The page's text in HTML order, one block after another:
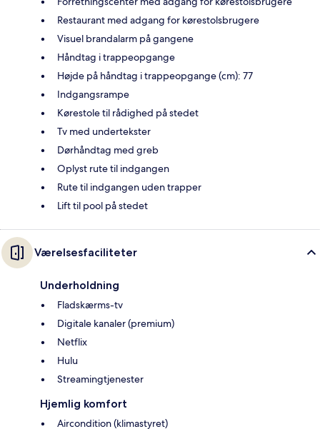
Restaurant med adgang for kørestolsbrugere
Visuel brandalarm på gangene
Håndtag i trappeopgange
Højde på håndtag i trappeopgange (cm): 77
Indgangsrampe
Kørestole til rådighed på stedet
Tv med undertekster
Dørhåndtag med greb
Oplyst rute til indgangen
Rute til indgangen uden trapper
Lift til pool på stedet
Værelsesfaciliteter
Underholdning
Fladskærms-tv
Digitale kanaler (premium)
Netflix
Hulu
Streamingtjenester
Hjemlig komfort
Aircondition (klimastyret)